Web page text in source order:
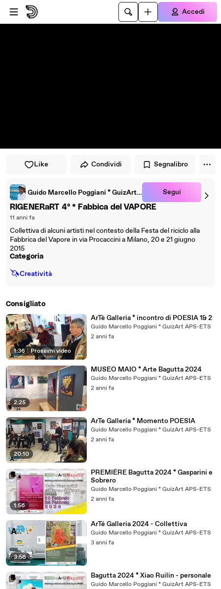
Vai al lettore
Passa al contenuto principale
Accedi
Like Condividi Segnalibro
Guido Marcello Poggiani * GuizArt APS-ETS Segui
RIGENERaRT 4° * Fabbica del VAPORE
11 anni fa
Collettiva di alcuni artisti nel contesto della Festa del riciclo alla
Fabbrica del Vapore in via Procaccini a Milano, 20 e 21 giugno
2015
Categoria
🦄Creatività
Consigliato
1:36 | Prossimi video
ArTè Galleria * incontro di POESIA 1& 2
Guido Marcello Poggiani * GuizArt APS-ETS
2 anni fa
2:25
MUSEO MAIO * Arte Bagutta 2024
Guido Marcello Poggiani * GuizArt APS-ETS
2 anni fa
20:10
ArTe Galleria * Momento POESIA
Guido Marcello Poggiani * GuizArt APS-ETS
2 anni fa
1:56
PREMIÈRE Bagutta 2024 * Gasparini e
Sobrero
Guido Marcello Poggiani * GuizArt APS-ETS
2 anni fa
3:56
ArTé Galleria 2024 - Collettiva
Guido Marcello Poggiani * GuizArt APS-ETS
3 anni fa
Bagutta 2024 * Xiao Ruilin - personale
Guido Marcello Poggiani * GuizArt APS-ETS